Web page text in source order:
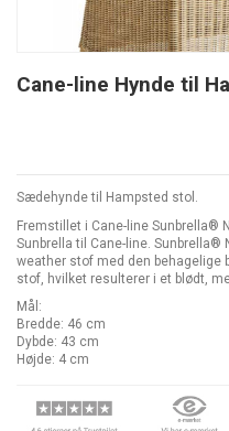
Cane-line Hynde til
Sædehynde til Hampsted stol.
Fremstillet i Cane-line Sunbrella®
Sunbrella til Cane-line. Sunbrella®
weather stof med den behagelige
stof, hvilket resulterer i et blødt,
Mål:
Bredde: 46 cm
Dybde: 43 cm
Højde: 4 cm